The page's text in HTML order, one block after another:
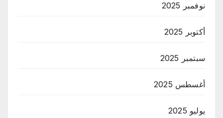
نوفمبر 2025
أكتوبر 2025
سبتمبر 2025
أغسطس 2025
يوليو 2025